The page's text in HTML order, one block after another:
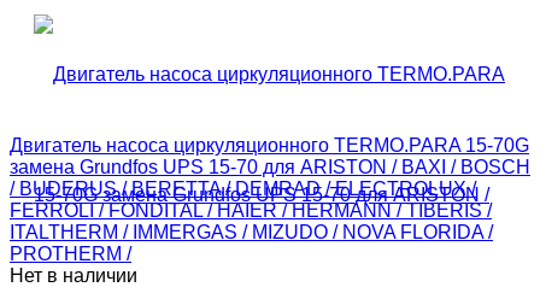
Двигатель насоса циркуляционного TERMO.PARA 15-70G
замена Grundfos UPS 15-70 для ARISTON / BAXI / BOSCH
/ BUDERUS / BERETTA / DEMRAD / ELECTROLUX /
FERROLI / FONDITAL / HAIER / HERMANN / TIBERIS /
ITALTHERM / IMMERGAS / MIZUDO / NOVA FLORIDA /
PROTHERM /
Нет в наличии